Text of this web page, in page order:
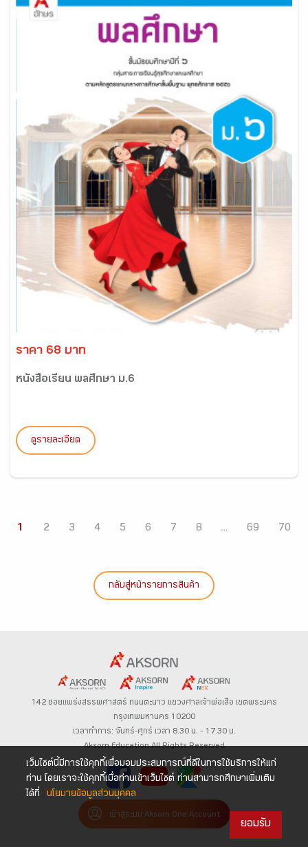
ราคา 68 บาท
หนังสือเรียน พลศึกษา ม.6
ดูรายละเอียด
1 2 3 4 5 6 7 8 ... 69 70
กลับสู่หน้ารายการสินค้า
142 ซอยแพร่งสรรพศาสตร์ ถนนตะนาว แขวงศาลเจ้าพ่อเสือ เขตพระนคร
กรุงเทพมหานคร 10200
เวลาทำการ: จันทร์-ศุกร์ เวลา 8.30 น. – 17.30 น.
Aksorn Education All Rights Reserved
เข้าสู่ระบบ Aksorn One Account
เว็บไซต์นี้มีการใช้คุกกี้เพื่อมอบประสบการณ์ที่ดีในการใช้บริการให้แก่
ท่าน โดยเราจะใช้คุกกี้เมื่อท่านเข้าเว็บไซต์ ท่านสามารถศึกษาเพิ่มเติม
ได้ที่
นโยบายข้อมูลส่วนบุคคล
ยอมรับ